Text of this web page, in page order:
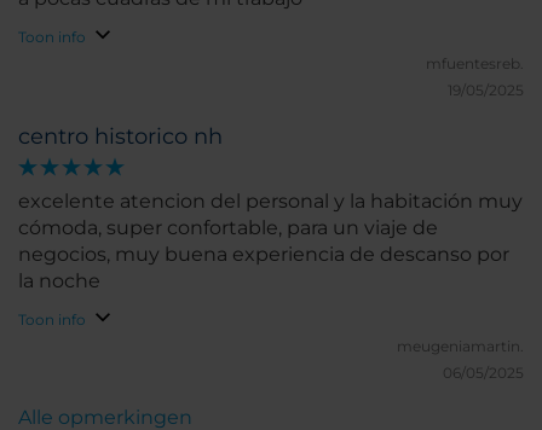
Toon info
mfuentesreb.
19/05/2025
centro historico nh
excelente atencion del personal y la habitación muy
cómoda, super confortable, para un viaje de
negocios, muy buena experiencia de descanso por
la noche
Toon info
meugeniamartin.
06/05/2025
Alle opmerkingen